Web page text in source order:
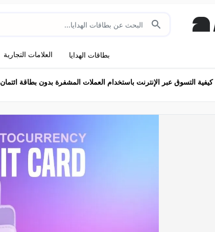
بطاقات الهدايا العلامات التجارية
كيفية التسوق عبر الإنترنت باستخدام العملات المشفرة بدون بطاقة ائتمان